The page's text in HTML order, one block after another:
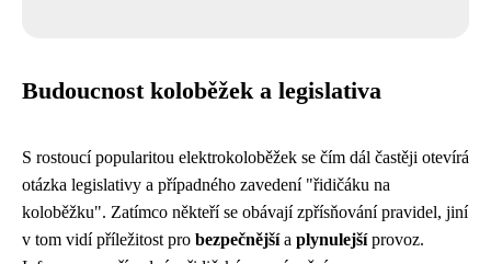
Budoucnost koloběžek a legislativa
S rostoucí popularitou elektrokoloběžek se čím dál častěji otevírá
otázka legislativy a případného zavedení "řidičáku na
koloběžku". Zatímco někteří se obávají zpřísňování pravidel, jiní
v tom vidí příležitost pro bezpečnějšía plynulejšíprovoz.